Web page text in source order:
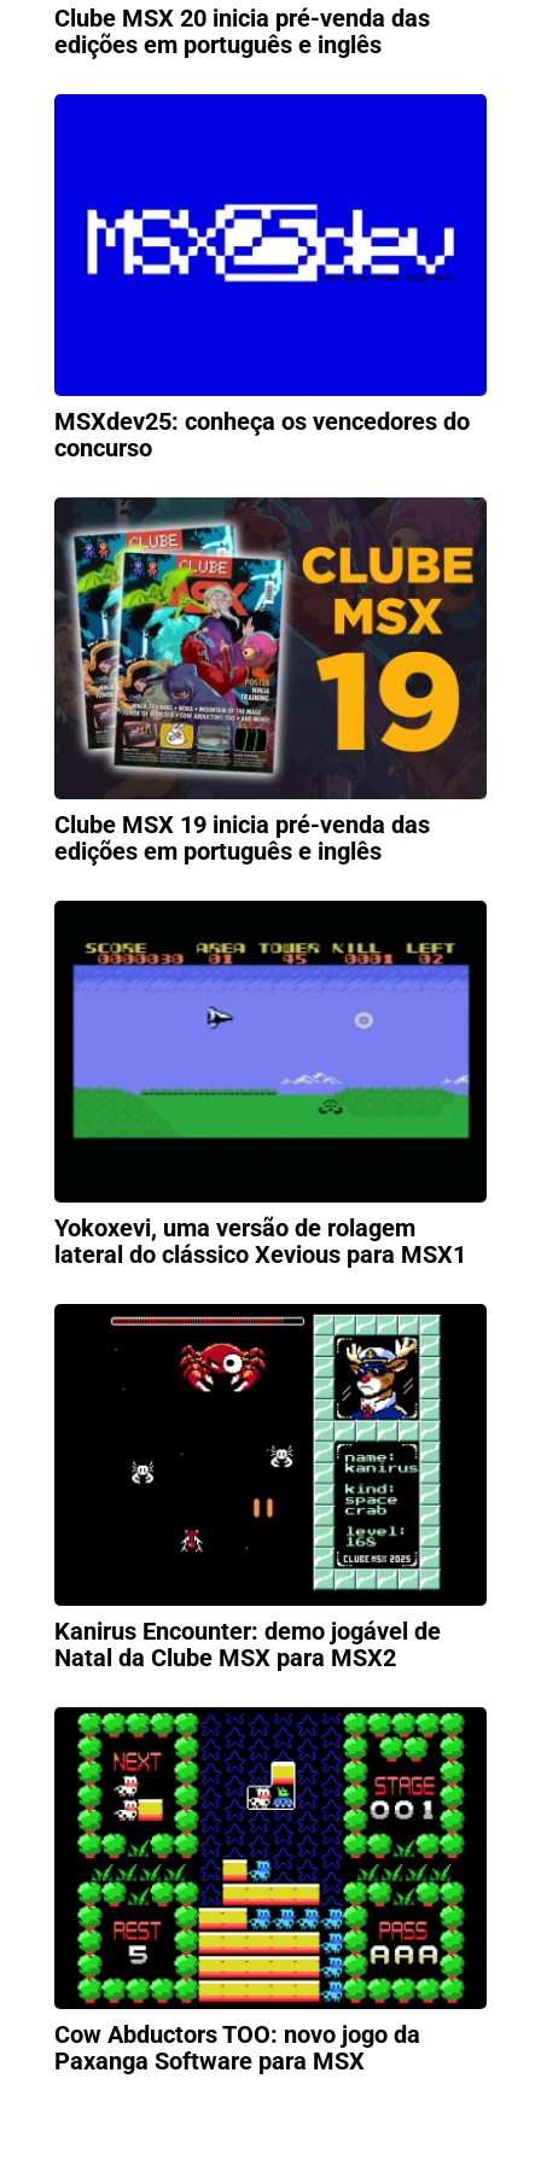
Clube MSX 20 inicia pré-venda das
edições em português e inglês
MSXdev25: conheça os vencedores do
concurso
Clube MSX 19 inicia pré-venda das
edições em português e inglês
Yokoxevi, uma versão de rolagem
lateral do clássico Xevious para MSX1
Kanirus Encounter: demo jogável de
Natal da Clube MSX para MSX2
Cow Abductors TOO: novo jogo da
Paxanga Software para MSX